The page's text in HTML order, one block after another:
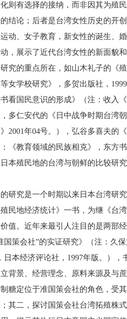
则有选择的接纳，而非因其为殖
结论；后者是台湾女性历史的开
动、女子教育，新女性的诞生、
，展示了近代台湾女性的新面貌
究的重点所在，如山木礼子的《
女学校研究》，多贺出版社， 1999
看国民意识的形成》（注：收入
多仁安代的《日中战争时期台湾
2001年04号。），弘谷多喜夫的
《教育领域的民族相克》，东方
本殖民地的台湾与朝鲜的比较研
研究是一个时期以来日本台湾研
民地经济统计》一书，为继《台
值。近年来最引人注目的是两部
策会社”的实证研究》（注：久
本经济评论社， 1997年版。），
背景、经营理念、原料来源及与
糖定位于准国策会社的角色，受
其二，探讨国策会社台湾拓殖株